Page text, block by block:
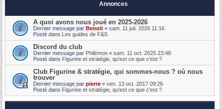
Annonces
A quoi avons nous joué en 2025-2026
Dernier message par Benoit « sam. 11 juil. 2026 11:16
Posté dans Les guides de F&S
Discord du club
Dernier message par Philémon « sam. 11 oct. 2025 23:48
Posté dans Figurine et stratégie, qu'est ce que c'est ?
Club Figurine & stratégie, qui sommes-nous ? où nous
trouver
Dernier message par pierre « ven. 13 oct. 2017 09:26
Posté dans Figurine et stratégie, qu'est ce que c'est ?